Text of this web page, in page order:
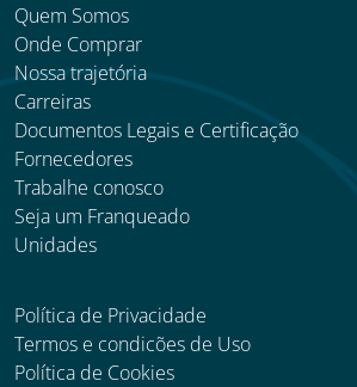
Quem Somos
Onde Comprar
Nossa trajetória
Carreiras
Documentos Legais e Certificação
Fornecedores
Trabalhe conosco
Seja um Franqueado
Unidades
Política de Privacidade
Termos e condicões de Uso
Política de Cookies